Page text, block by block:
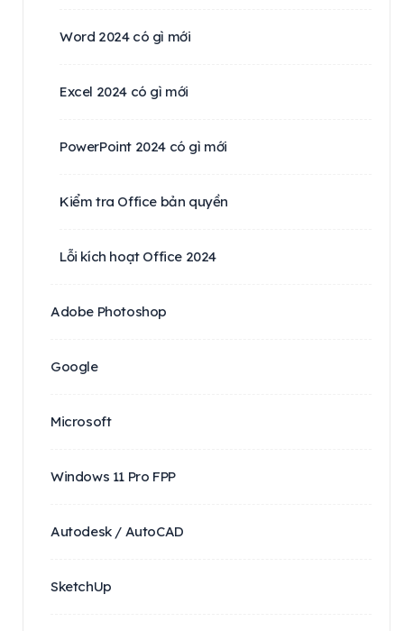
Word 2024 có gì mới
Excel 2024 có gì mới
PowerPoint 2024 có gì mới
Kiểm tra Office bản quyền
Lỗi kích hoạt Office 2024
Adobe Photoshop
Google
Microsoft
Windows 11 Pro FPP
Autodesk / AutoCAD
SketchUp